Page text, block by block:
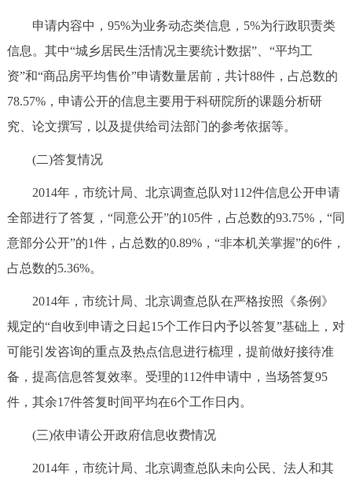
申请内容中，95%为业务动态类信息，5%为行政职责类
信息。其中“城乡居民生活情况主要统计数据”、“平均工
资”和“商品房平均售价”申请数量居前，共计88件，占总数的
78.57%，申请公开的信息主要用于科研院所的课题分析研
究、论文撰写，以及提供给司法部门的参考依据等。
(二)答复情况
2014年，市统计局、北京调查总队对112件信息公开申请
全部进行了答复，“同意公开”的105件，占总数的93.75%，“同
意部分公开”的1件，占总数的0.89%，“非本机关掌握”的6件，
占总数的5.36%。
2014年，市统计局、北京调查总队在严格按照《条例》
规定的“自收到申请之日起15个工作日内予以答复”基础上，对
可能引发咨询的重点及热点信息进行梳理，提前做好接待准
备，提高信息答复效率。受理的112件申请中，当场答复95
件，其余17件答复时间平均在6个工作日内。
(三)依申请公开政府信息收费情况
2014年，市统计局、北京调查总队未向公民、法人和其